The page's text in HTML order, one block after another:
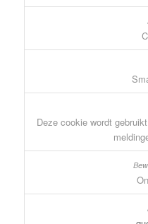
Deze cookie wordt